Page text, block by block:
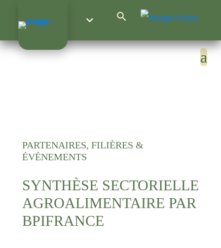
Search
PARTENAIRES, FILIÈRES &
ÉVÉNEMENTS
SYNTHÈSE SECTORIELLE
AGROALIMENTAIRE PAR
BPIFRANCE